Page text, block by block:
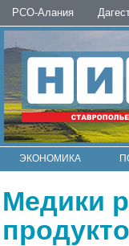
РСО-Алания
ЭКОНОМИКА
Медики